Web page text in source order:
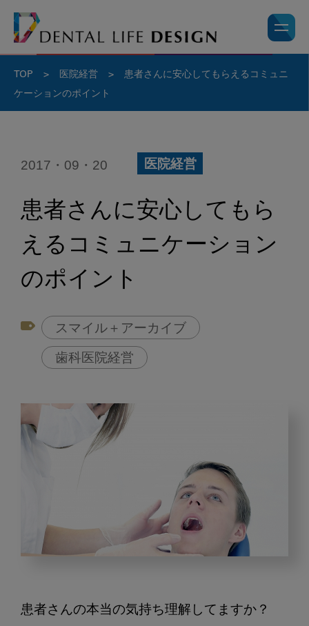
TOP > 医院経営 > 患者さんに安心してもらえる コミュニ
ケーションのポイント
2017・09・20 医院経営
患者さんに安心してもら
える コミュニケーション
のポイント
スマイル＋アーカイブ
歯科医院経営
さ
ん
患者さんの本当の気持ち理解してますか？